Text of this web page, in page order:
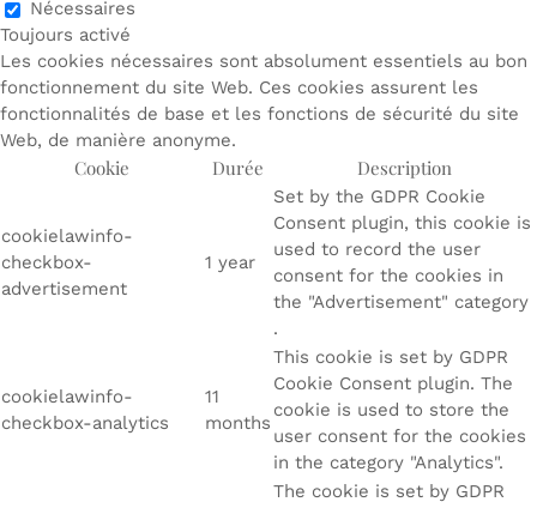
Nécessaires
Toujours activé
Les cookies nécessaires sont absolument essentiels au bon
fonctionnement du site Web. Ces cookies assurent les
fonctionnalités de base et les fonctions de sécurité du site
Web, de manière anonyme.
Cookie Durée Description
cookielawinfo-
checkbox-
advertisement
1 year
Set by the GDPR Cookie
Consent plugin, this cookie is
used to record the user
consent for the cookies in
the "Advertisement" category
.
cookielawinfo-
checkbox-analytics
11
months
This cookie is set by GDPR
Cookie Consent plugin. The
cookie is used to store the
user consent for the cookies
in the category "Analytics".
The cookie is set by GDPR